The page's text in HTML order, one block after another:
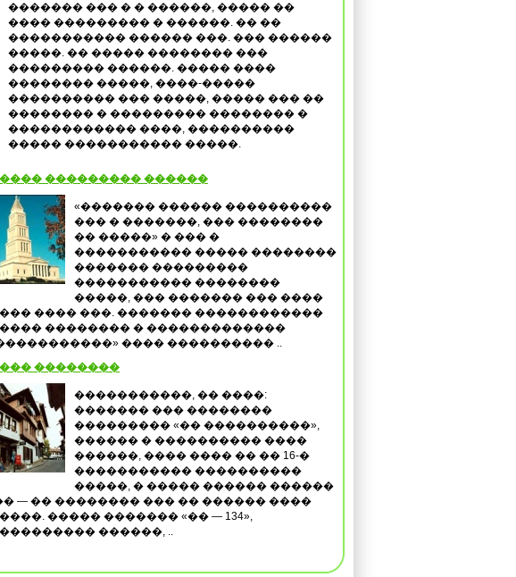
������� ��� � � ������, ����� ��
���� ��������� � ������. �� ��
����������� ������ ���. ��� ������
�����. �� ����� �������� ���
��������� ������. ����� ����
�������� �����, ����-�����
���������� ��� �����, ����� ��� ��
�������� � ��������� �������� �
������������ ����, ����������
����� ����������� �����.
��������� ������
«������� ������ ����������
��� � �������, ��� ��������
�� �����» � ��� �
����������� ����� ��������
������� ���������
����������� ��������
�����, ��� ������� ��� ����
���� ���. ������� ������������
�������� � �������������
���� ���������� ..
��������
�����������, �� ����:
������� ��� ��������
��������� «�� ����������»,
������ � ���������� ����
������, ���� ���� �� �� 16-�
����������� ����������
�����, � ����� ������ ������
— �� �������� ��� �� ������ ����
����� ������� «�� — 134»,
������, ..